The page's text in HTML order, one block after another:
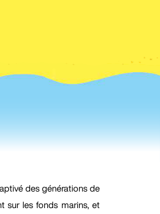
des générations de
sur les fonds marins, et